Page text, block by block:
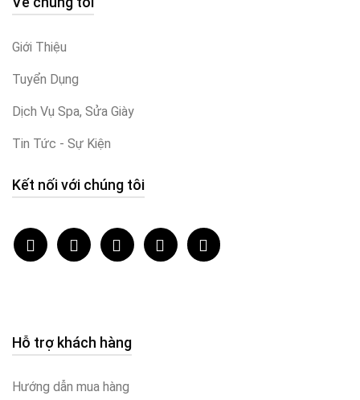
Giới Thiệu
Tuyển Dụng
Dịch Vụ Spa, Sửa Giày
Tin Tức - Sự Kiện
Kết nối với chúng tôi
Hỗ trợ khách hàng
Hướng dẫn mua hàng